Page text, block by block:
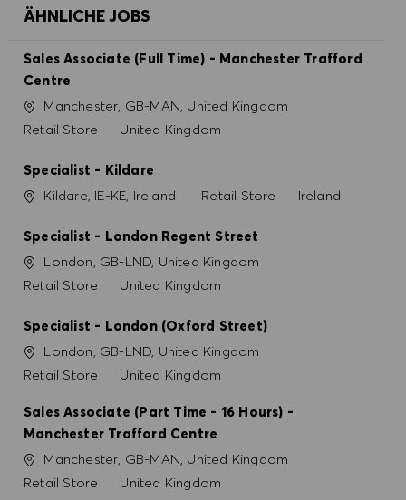
ÄHNLICHE JOBS
Sales Associate (Full Time) - Manchester Trafford
Centre
Ort Manchester, GB-MAN, United Kingdom
Kategorie
Retail Store United Kingdom
Specialist - Kildare
Ort Kildare, IE-KE, Ireland Kategorie
Retail Store Ireland
Specialist - London Regent Street
Ort London, GB-LND, United Kingdom
Kategorie
Retail Store United Kingdom
Specialist - London (Oxford Street)
Ort London, GB-LND, United Kingdom
Kategorie
Retail Store United Kingdom
Sales Associate (Part Time - 16 Hours) -
Manchester Trafford Centre
Ort Manchester, GB-MAN, United Kingdom
Kategorie
Retail Store United Kingdom